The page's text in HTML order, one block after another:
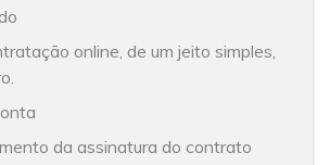
online, de um jeito simples,
da assinatura do contrato